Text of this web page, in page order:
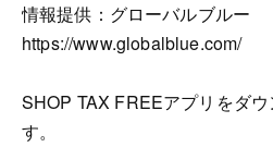
情報提供：グローバルブルー
https://www.globalblue.com/
SHOP TAX FREEアプリをダ
す。